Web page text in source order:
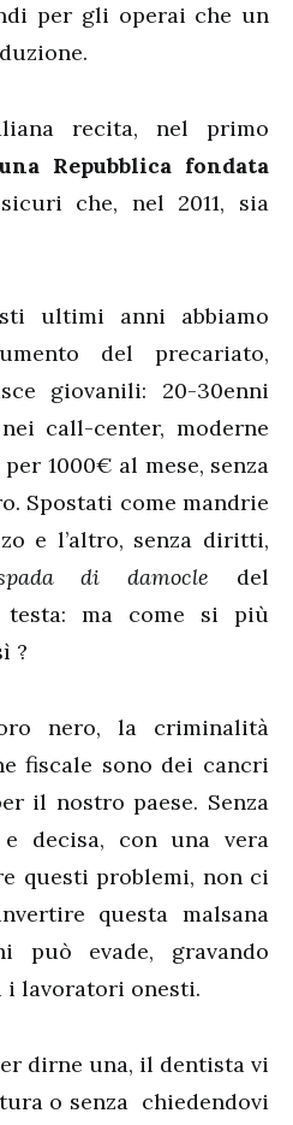
per gli operai che un
recita, nel primo
Repubblica fondata
che, nel 2011, sia
ultimi anni abbiamo
del precariato,
giovanili: 20-30enni
call-center, moderne
1000€ al mese, senza
Spostati come mandrie
e l’altro, senza diritti,
di damocle del
testa: ma come si più
?
nero, la criminalità
fiscale sono dei cancri
il nostro paese. Senza
decisa, con una vera
questi problemi, non ci
questa malsana
può evade, gravando
lavoratori onesti.
dirne una, il dentista vi
o senza chiedendovi